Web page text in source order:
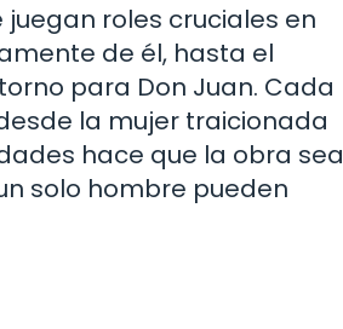
roles cruciales en
de él, hasta el
para Don Juan. Cada
la mujer traicionada
hace que la obra sea
solo hombre pueden